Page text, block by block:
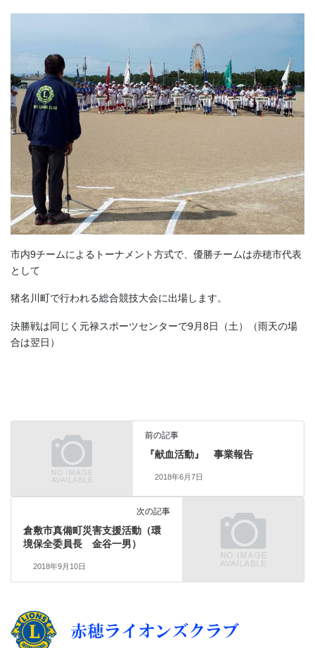
市内9チームによるトーナメント方式で、優勝チームは赤穂市代表
として
猪名川町で行われる総合競技大会に出場します。
決勝戦は同じく元禄スポーツセンターで9月8日（土）（雨天の場
合は翌日）
前の記事
『献血活動』 事業報告
2018年6月7日
次の記事
倉敷市真備町災害支援活動（環
境保全委員長 金谷一男）
2018年9月10日